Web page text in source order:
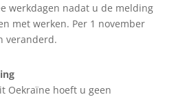
werkdagen nadat u de melding
met werken. Per 1 november
veranderd.
Oekraïne hoeft u geen